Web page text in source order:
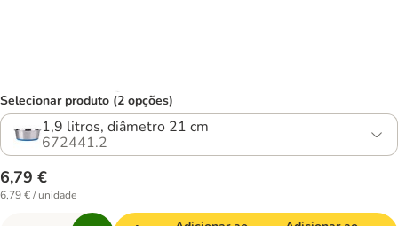
Selecionar produto (2 opções)
1,9 litros, diâmetro 21 cm
672441.2
6,79 €
6,79 € / unidade